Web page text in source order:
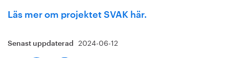
Läs mer om projektet SVAK här.
Senast uppdaterad 2024-06-12